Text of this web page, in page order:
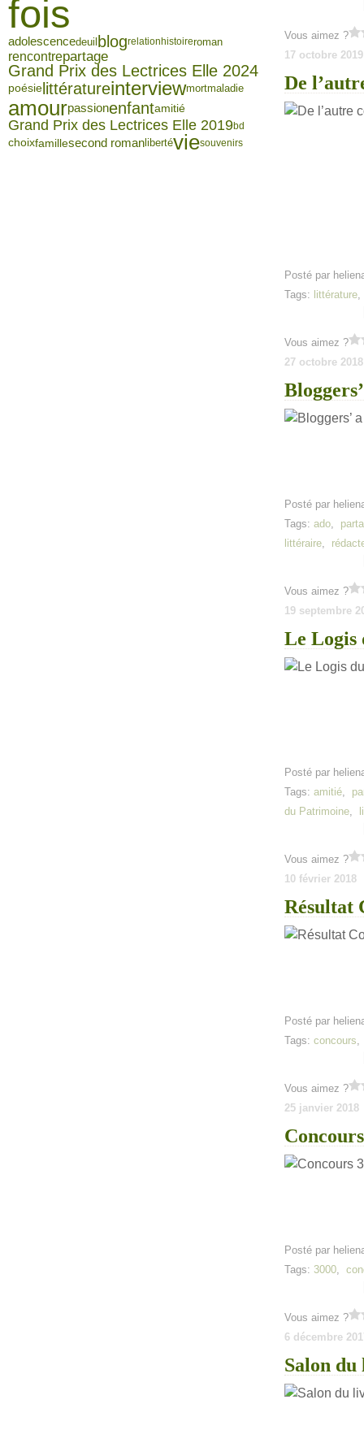
fois
adolescencedeuil blogrelationhistoireroman
rencontrepartage
Grand Prix des Lectrices Elle 2024
poésielittératureinterviewmortmaladie
amourpassionenfantamitié
Grand Prix des Lectrices Elle 2019bd
choixfamillesecond roman libertéviesouvenirs
Vous aimez ?
17 octobre 2019
De
Posté par
Tags: littérature,
Vous aimez ?
27 octobre 2018
Posté par
Tags: ado,
littéraire,
Vous aimez ?
19 septembre
Le Logis
Posté par
Tags: amitié,
du Patrimoine,
Vous aimez ?
10 février 2018
Résultat
Posté par
Tags: concours,
Vous aimez ?
25 janvier 2018
Posté par
Tags: 3000,
Vous aimez ?
6 décembre
Salon du